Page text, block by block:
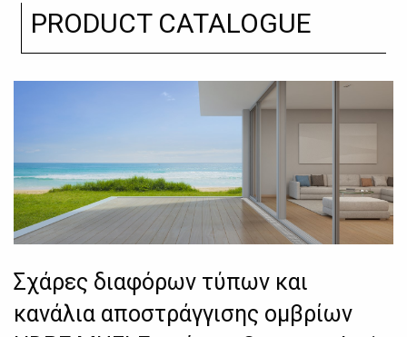
PRODUCT CATALOGUE
Σχάρες διαφόρων τύπων και
κανάλια αποστράγγισης ομβρίων